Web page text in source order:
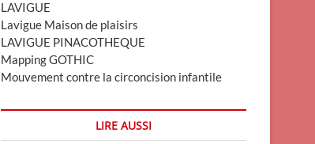
LAVIGUE
Lavigue Maison de plaisirs
LAVIGUE PINACOTHEQUE
Mapping GOTHIC
Mouvement contre la circoncision infantile
LIRE AUSSI